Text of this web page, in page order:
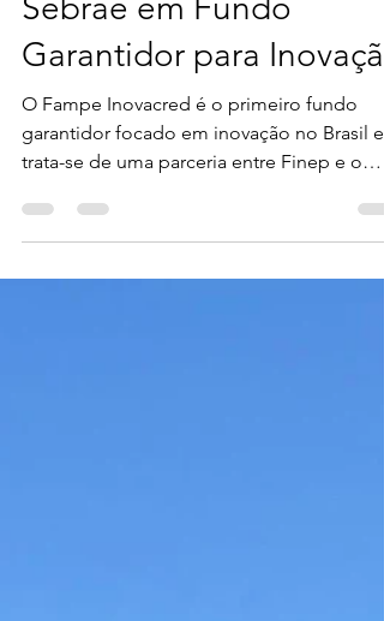
Investimento/ Finep e
Sebrae em Fundo
Garantidor para Inovação
O Fampe Inovacred é o primeiro fundo
trata-se de uma parceria entre Finep e o
Sebrae. Essa...